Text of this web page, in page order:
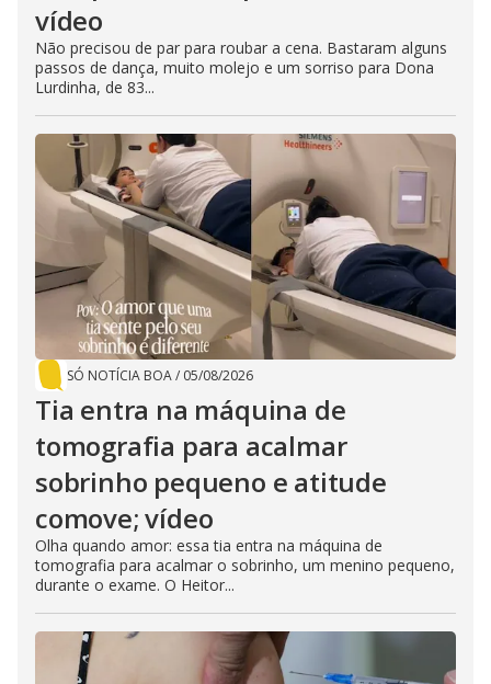
vídeo
Não precisou de par para roubar a cena. Bastaram alguns
passos de dança, muito molejo e um sorriso para Dona
Lurdinha, de 83...
SÓ NOTÍCIA BOA/ 05/08/2026
Tia entra na máquina de
tomografia para acalmar
sobrinho pequeno e atitude
comove; vídeo
Olha quando amor: essa tia entra na máquina de
tomografia para acalmar o sobrinho, um menino pequeno,
durante o exame. O Heitor...